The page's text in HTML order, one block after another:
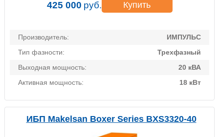
Производитель:
ИМПУЛЬС
Тип фазности:
Трехфазный
Выходная мощность:
20 кВА
Активная мощность:
18 кВт
425 000 руб. Купить
ИБП Makelsan Boxer Series BXS3320-40